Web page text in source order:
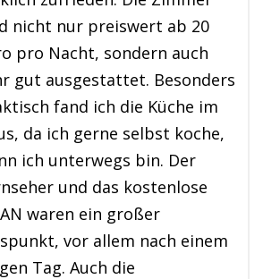
nicht nur preiswert ab 20
pro Nacht, sondern auch
gut ausgestattet. Besonders
fand ich die Küche im
da ich gerne selbst koche,
ich unterwegs bin. Der
und das kostenlose
waren ein großer
vor allem nach einem
Tag. Auch die